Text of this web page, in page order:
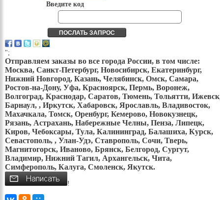
Введите код
";
Отправляем заказы во все города России, в том числе:
Москва, Санкт-Петербург, Новосибирск, Екатеринбург,
Нижний Новгород, Казань, Челябинск, Омск, Самара,
Ростов-на-Дону, Уфа, Красноярск, Пермь, Воронеж,
Волгоград, Краснодар, Саратов, Тюмень, Тольятти,
Барнаул, , Иркутск, Хабаровск, Ярославль, Владивосток,
Махачкала, Томск, Оренбург, Кемерово, Новокузнецк,
Рязань, Астрахань, Набережные Челны, Пенза, Липецк,
Киров, Чебоксары, Тула, Калининград, Балашиха, Курск,
Севастополь, , Улан-Удэ, Ставрополь, Сочи, Тверь,
Магнитогорск, Иваново, Брянск, Белгород, Сургут,
Владимир, Нижний Тагил, Архангельск, Чита,
Симферополь, Калуга, Смоленск, Якутск.
!